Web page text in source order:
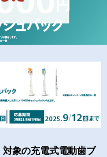
象の充電式電動歯ブ